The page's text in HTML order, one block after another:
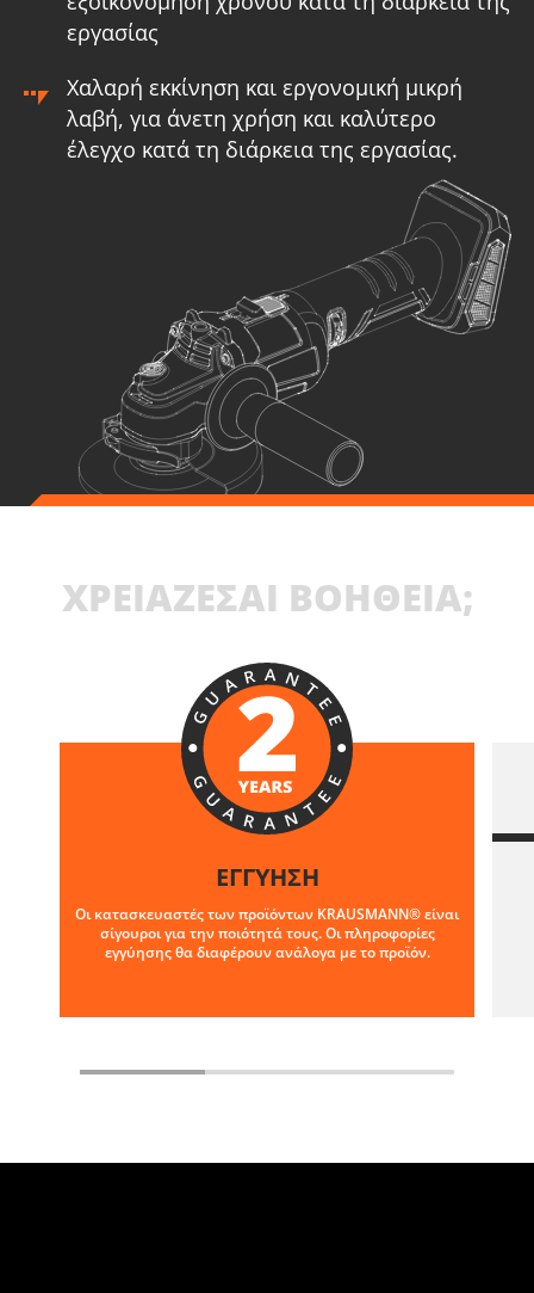
εργασίας
Χαλαρή εκκίνηση και εργονομική μικρή
λαβή, για άνετη χρήση και καλύτερο
έλεγχο κατά τη διάρκεια της εργασίας.
ΧΡΕΙΑΖΕΣΑΙ ΒΟΗΘΕΙΑ;
ΕΓΓΥΗΣΗ
Οι κατασκευαστές των προϊόντων KRAUSMANN® είναι
σίγουροι για την ποιότητά τους. Οι πληροφορίες
εγγύησης θα διαφέρουν ανάλογα με το προϊόν.